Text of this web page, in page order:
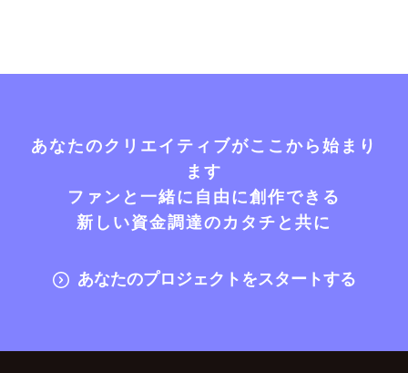
あなたのクリエイティブがここから始まり
ます
ファンと一緒に自由に創作できる
新しい資金調達のカタチと共に
あなたのプロジェクトをスタートする